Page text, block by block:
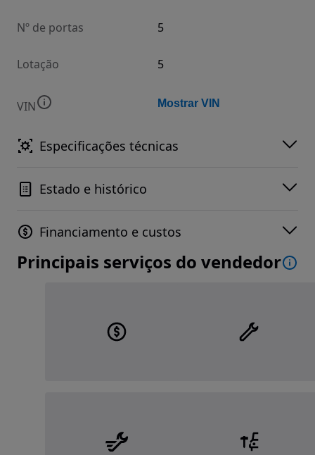
Nº de portas 5
Lotação 5
VIN Mostrar VIN
Especificações técnicas
Estado e histórico
Financiamento e custos
Principais serviços do vendedor